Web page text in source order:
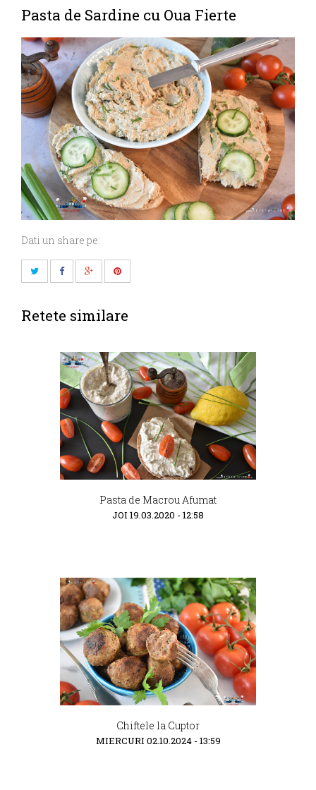
Pasta de Sardine cu Oua Fierte
Dati un share pe:
Retete similare
Pasta de Macrou Afumat
JOI 19.03.2020 - 12:58
Chiftele la Cuptor
MIERCURI 02.10.2024 - 13:59